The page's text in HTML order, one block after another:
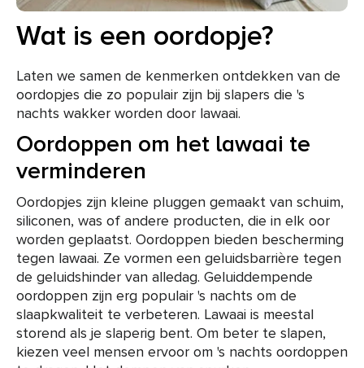
Wat is een oordopje?
Laten we samen de kenmerken ontdekken van de
oordopjes die zo populair zijn bij slapers die 's
nachts wakker worden door lawaai.
Oordoppen om het lawaai te
verminderen
Oordopjes zijn kleine pluggen gemaakt van schuim,
siliconen, was of andere producten, die in elk oor
worden geplaatst. Oordoppen bieden bescherming
tegen lawaai. Ze vormen een geluidsbarrière tegen
de geluidshinder van alledag. Geluiddempende
oordoppen zijn erg populair 's nachts om de
slaapkwaliteit te verbeteren. Lawaai is meestal
storend als je slaperig bent. Om beter te slapen,
kiezen veel mensen ervoor om 's nachts oordoppen